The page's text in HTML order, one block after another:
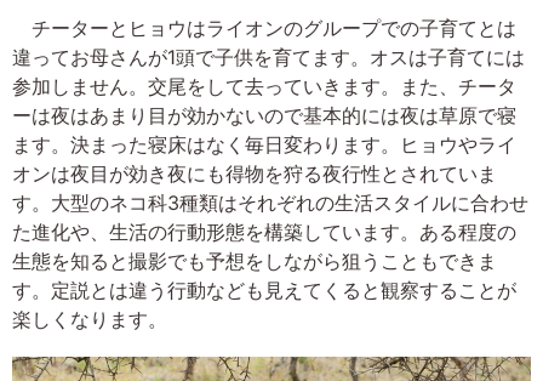
チーターとヒョウはライオンのグループでの子育てとは
違ってお母さんが1頭で子供を育てます。オスは子育てには
参加しません。交尾をして去っていきます。また、チータ
ーは夜はあまり目が効かないので基本的には夜は草原で寝
ます。決まった寝床はなく毎日変わります。ヒョウやライ
オンは夜目が効き夜にも得物を狩る夜行性とされていま
す。大型のネコ科3種類はそれぞれの生活スタイルに合わせ
た進化や、生活の行動形態を構築しています。ある程度の
生態を知ると撮影でも予想をしながら狙うこともできま
す。定説とは違う行動なども見えてくると観察することが
楽しくなります。